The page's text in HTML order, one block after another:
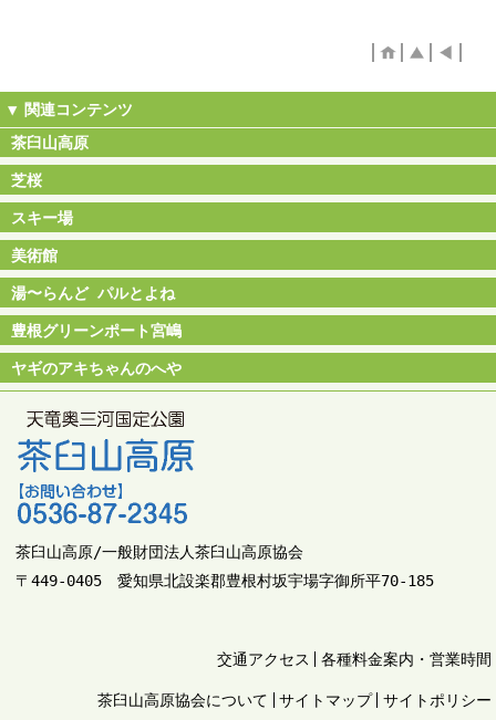
茶臼山高原
芝桜
スキー場
美術館
湯〜らんど パルとよね
豊根グリーンポート宮嶋
ヤギのアキちゃんのへや
茶臼山高原/一般財団法人茶臼山高原協会
〒449-0405 愛知県北設楽郡豊根村坂宇場字御所平70-185
交通アクセス 各種料金案内・営業時間
茶臼山高原協会について サイトマップ サイトポリシー